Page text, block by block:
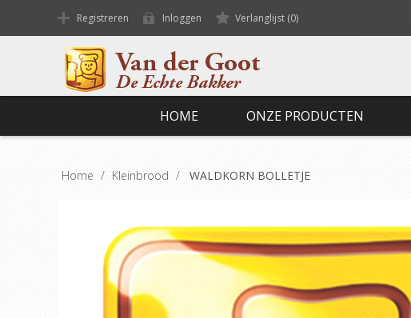
Registreren Inloggen Verlanglijst (0)
HOME ONZE PRODUCTEN
Home / Kleinbrood / WALDKORN BOLLETJE